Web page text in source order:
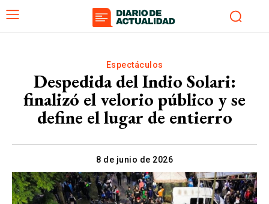
Espectáculos
Despedida del Indio Solari:
finalizó el velorio público y se
define el lugar de entierro
8 de junio de 2026